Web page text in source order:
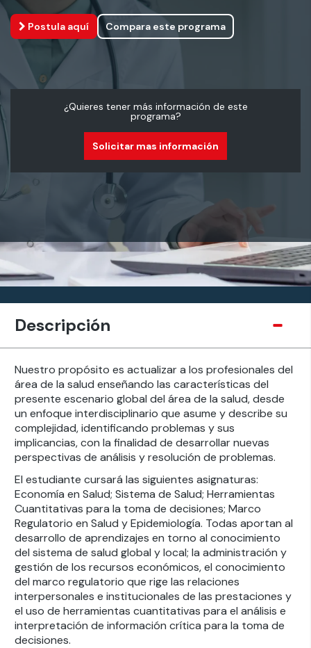
Postula aquí Compara este programa
¿Quieres tener más información de este
programa?
Solicitar mas información
Descripción
Nuestro propósito es actualizar a los profesionales del
área de la salud enseñando las características del
presente escenario global del área de la salud, desde
un enfoque interdisciplinario que asume y describe su
complejidad, identificando problemas y sus
implicancias, con la finalidad de desarrollar nuevas
perspectivas de análisis y resolución de problemas.
El estudiante cursará las siguientes asignaturas:
Economía en Salud; Sistema de Salud; Herramientas
Cuantitativas para la toma de decisiones; Marco
Regulatorio en Salud y Epidemiología. Todas aportan al
desarrollo de aprendizajes en torno al conocimiento
del sistema de salud global y local; la administración y
gestión de los recursos económicos, el conocimiento
del marco regulatorio que rige las relaciones
interpersonales e institucionales de las prestaciones y
el uso de herramientas cuantitativas para el análisis e
interpretación de información crítica para la toma de
decisiones.